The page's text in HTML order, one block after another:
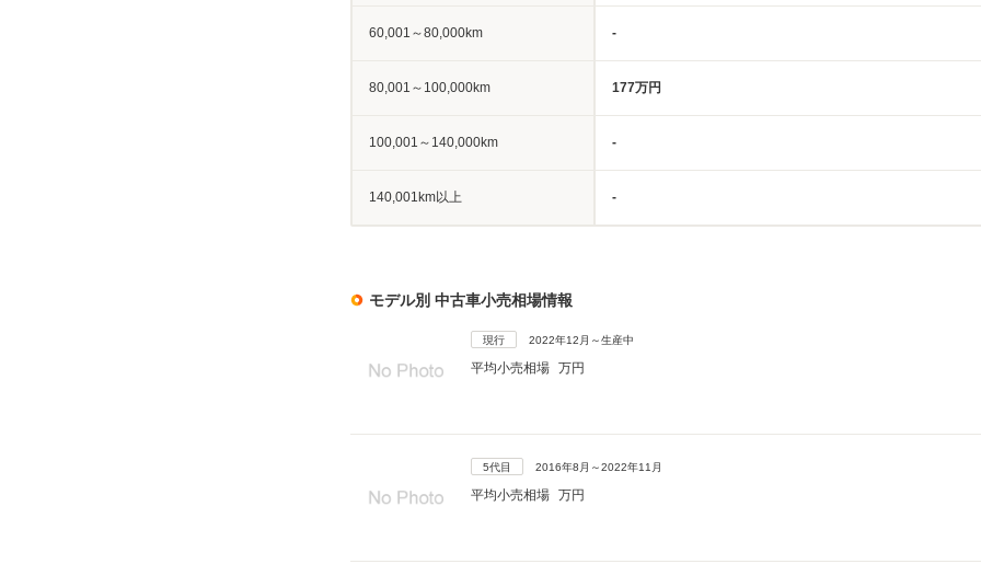
60,001～80,000km -
80,001～100,000km 177万円
100,001～140,000km -
140,001km以上 -
モデル別 中古車小売相場情報
現行 2022年12月～生産中
平均小売相場 万円
5代目 2016年8月～2022年11月
平均小売相場 万円